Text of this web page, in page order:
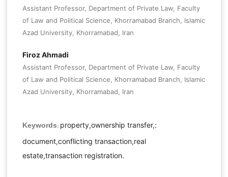
Assistant Professor, Department of Private Law, Faculty
of Law and Political Science, Khorramabad Branch, Islamic
Azad University, Khorramabad, Iran
Firoz Ahmadi
Assistant Professor, Department of Private Law, Faculty
of Law and Political Science, Khorramabad Branch, Islamic
Azad University, Khorramabad, Iran
Keywords: property,ownership transfer,:
document,conflicting transaction,real
estate,transaction registration.